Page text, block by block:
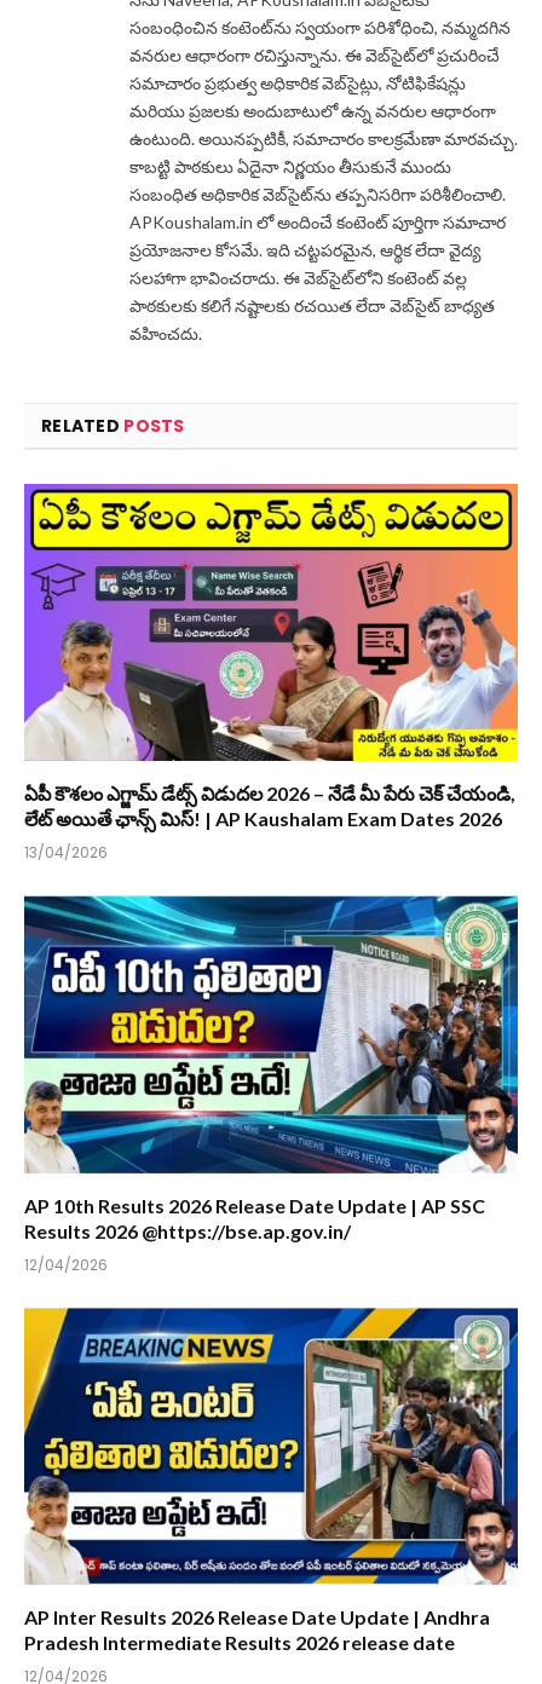
సంబంధించిన కంటెంట్‌ను స్వయంగా పరిశోధించి, నమ్మదగిన
వనరుల ఆధారంగా రచిస్తున్నాను. ఈ వెబ్‌సైట్‌లో ప్రచురించే
సమాచారం ప్రభుత్వ అధికారిక వెబ్‌సైట్లు, నోటిఫికేషన్లు
మరియు ప్రజలకు అందుబాటులో ఉన్న వనరుల ఆధారంగా
ఉంటుంది. అయినప్పటికీ, సమాచారం కాలక్రమేణా మారవచ్చు.
కాబట్టి పాఠకులు ఏదైనా నిర్ణయం తీసుకునే ముందు
సంబంధిత అధికారిక వెబ్‌సైట్‌ను తప్పనిసరిగా పరిశీలించాలి.
APKoushalam.in లో అందించే కంటెంట్ పూర్తిగా సమాచార
ప్రయోజనాల కోసమే. ఇది చట్టపరమైన, ఆర్థిక లేదా వైద్య
సలహాగా భావించరాదు. ఈ వెబ్‌సైట్‌లోని కంటెంట్ వల్ల
పాఠకులకు కలిగే నష్టాలకు రచయిత లేదా వెబ్‌సైట్ బాధ్యత
వహించదు.
RELATED POSTS
ఏపీ కౌశలం ఎగ్జామ్ డేట్స్ విడుదల 2026 – నేడే మీ పేరు చెక్ చేయండి,
లేట్ అయితే ఛాన్స్ మిస్! | AP Kaushalam Exam Dates 2026
13/04/2026
AP 10th Results 2026 Release Date Update | AP SSC
Results 2026 @https://bse.ap.gov.in/
12/04/2026
AP Inter Results 2026 Release Date Update | Andhra
Pradesh Intermediate Results 2026 release date
12/04/2026